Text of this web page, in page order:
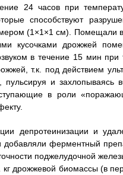
24 часов при
способствуют
(1×1×1 см). Помещали
кусочками дрожжей
в течение 15 мин
т.к. под действием
пульсируя и захлопываясь
в роли
депротеинизации и
добавляли ферментный
поджелудочной
дрожжевой биомассы (в